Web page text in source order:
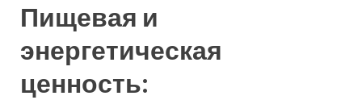
Пищевая и
энергетическая
ценность: